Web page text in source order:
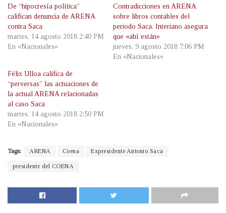
De “hipocresía política”
califican denuncia de ARENA
contra Saca
martes, 14 agosto 2018 2:40 PM
En «Nacionales»
Contradicciones en ARENA
sobre libros contables del
periodo Saca. Interiano asegura
que «ahí están»
jueves, 9 agosto 2018 7:06 PM
En «Nacionales»
Félix Ulloa califica de
“perversas” las actuaciones de
la actual ARENA relacionadas
al caso Saca
martes, 14 agosto 2018 2:50 PM
En «Nacionales»
Tags: ARENA Coena Expresidente Antonio Saca
presidente del COENA